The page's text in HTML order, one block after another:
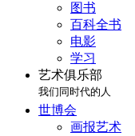
图书
百科全书
电影
学习
艺术俱乐部
我们同时代的人
世博会
画报艺术